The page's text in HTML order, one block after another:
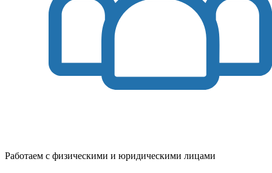
Работаем с физическими и юридическими лицами